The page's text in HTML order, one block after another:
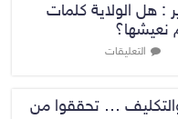
: هل الولاية كلمات
نعيشها؟
التعليقات
… تحققوا من